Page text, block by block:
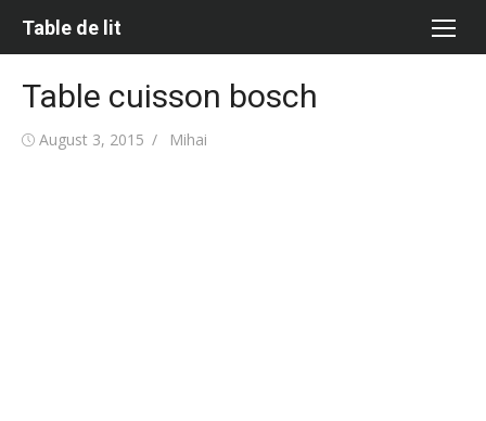
Table de lit
Table cuisson bosch
Posted
August 3, 2015 Author
Mihai